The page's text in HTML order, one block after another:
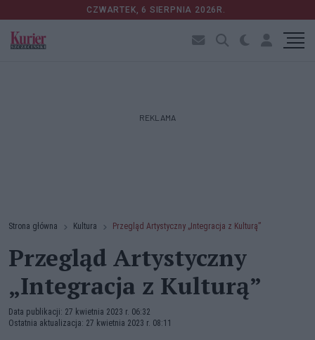
CZWARTEK, 6 SIERPNIA 2026R.
REKLAMA
Strona główna Kultura Przegląd Artystyczny „Integracja z Kulturą”
Przegląd Artystyczny
„Integracja z Kulturą”
Data publikacji: 27 kwietnia 2023 r. 06:32
Ostatnia aktualizacja: 27 kwietnia 2023 r. 08:11